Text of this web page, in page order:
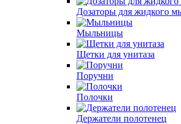
Дозаторы для жидкого
Мыльницы
Щетки для унитаза
Поручни
Полочки
Держатели полотенец